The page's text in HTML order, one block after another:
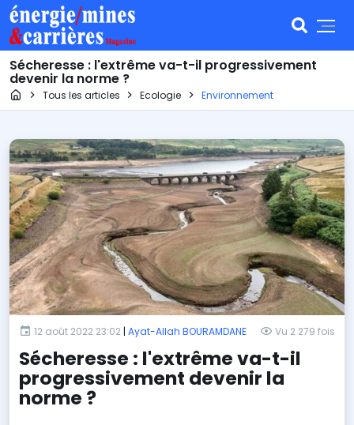
Sécheresse : l'extrême va-t-il progressivement
devenir la norme ?
Page d'accueil
Tous les articles Ecologie Environnement
12 août 2022 23:02 | Ayat-Allah BOURAMDANE Vu 2 279 fois
Sécheresse : l'extrême va-t-il
progressivement devenir la
norme ?